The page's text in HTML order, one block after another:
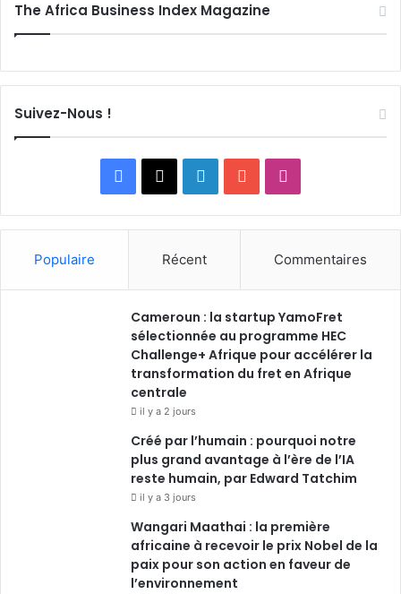
The Africa Business Index Magazine
Suivez-Nous !
Facebook
X LinkedinYouTube
Populaire Récent Commentaires
Cameroun : la startup YamoFret
sélectionnée au programme HEC
Challenge+ Afrique pour accélérer la
transformation du fret en Afrique
centrale
il y a 2 jours
Créé par l’humain : pourquoi notre
plus grand avantage à l’ère de l’IA
reste humain, par Edward Tatchim
il y a 3 jours
Wangari Maathai : la première
africaine à recevoir le prix Nobel de la
paix pour son action en faveur de
l’environnement